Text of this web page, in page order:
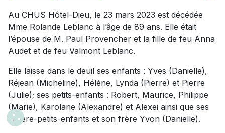
Au CHUS Hôtel-Dieu, le 23 mars 2023 est décédée
Mme Rolande Leblanc à l’âge de 89 ans. Elle était
l’épouse de M. Paul Provencher et la fille de feu Anna
Audet et de feu Valmont Leblanc.
Elle laisse dans le deuil ses enfants : Yves (Danielle),
Réjean (Micheline), Hélène, Lynda (Pierre) et Pierre
(Julie); ses petits-enfants : Robert, Maurice, Philippe
(Marie), Karolane (Alexandre) et Alexei ainsi que ses
arrière-petits-enfants et son frère Yvon (Danielle).